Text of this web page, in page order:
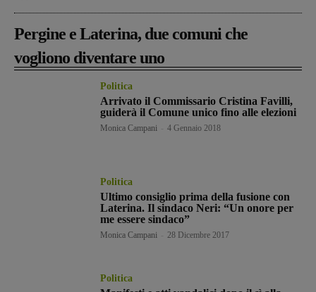
Pergine e Laterina, due comuni che
vogliono diventare uno
Politica
Arrivato il Commissario Cristina Favilli,
guiderà il Comune unico fino alle elezioni
Monica Campani 4 Gennaio 2018
Politica
Ultimo consiglio prima della fusione con
Laterina. Il sindaco Neri: “Un onore per
me essere sindaco”
Monica Campani 28 Dicembre 2017
Politica